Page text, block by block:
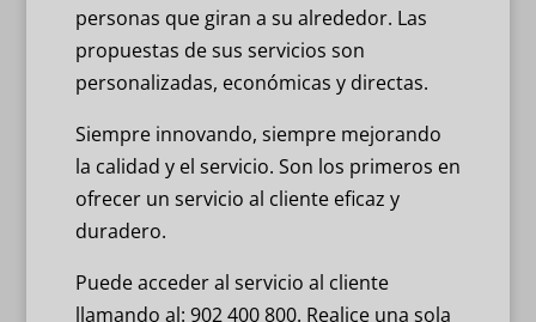
personas que giran a su alrededor. Las
propuestas de sus servicios son
personalizadas, económicas y directas.
Siempre innovando, siempre mejorando
la calidad y el servicio. Son los primeros en
ofrecer un servicio al cliente eficaz y
duradero.
Puede acceder al servicio al cliente
llamando al: 902 400 800. Realice una sola